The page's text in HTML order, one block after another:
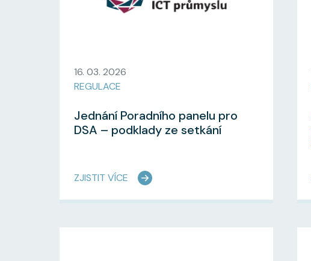
16. 03. 2026
REGULACE
Jednání Poradního panelu pro
DSA – podklady ze setkání
ZJISTIT VÍCE